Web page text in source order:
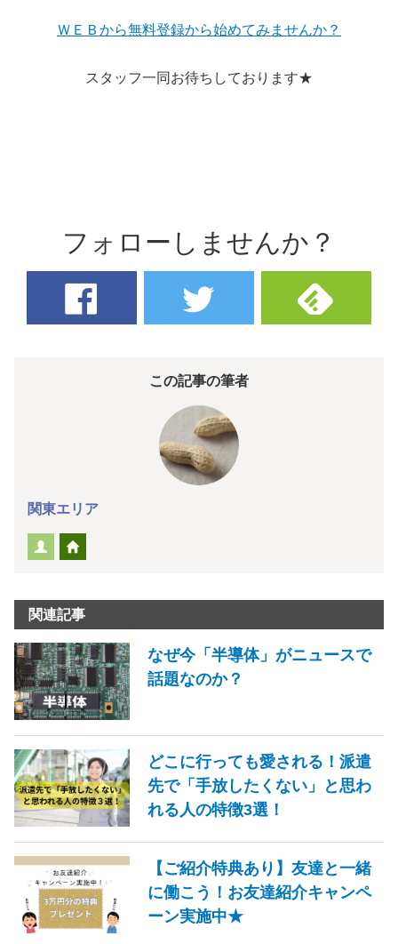
ＷＥＢから無料登録から始めてみませんか？
スタッフ一同お待ちしております★
フォローしませんか？
この記事の筆者
関東エリア
関連記事
なぜ今「半導体」がニュースで
話題なのか？
どこに行っても愛される！派遣
先で「手放したくない」と思わ
れる人の特徴3選！
【ご紹介特典あり】友達と一緒
に働こう！お友達紹介キャンペ
ーン実施中★